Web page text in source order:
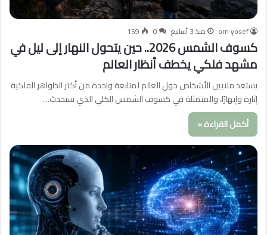
om yosef منذ 3 أسابيع 0
159
كسوف الشمس 2026.. حين يتحول النهار إلى ليل في
مشهد فلكي يخطف أنظار العالم
يستعد ملايين الأشخاص حول العالم لمتابعة واحدة من أكثر الظواهر الفلكية
إثارة وإبهارًا، والمتمثلة في كسوف الشمس الكلي الذي سيحدث…
أكمل القراءة »